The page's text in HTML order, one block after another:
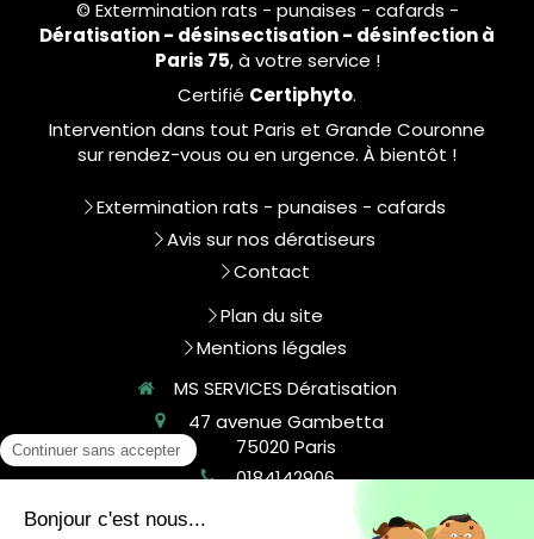
© Extermination rats - punaises - cafards -
Dératisation - désinsectisation - désinfection à
Paris 75, à votre service !
Certifié Certiphyto.
Intervention dans tout Paris et Grande Couronne
sur rendez-vous ou en urgence. À bientôt !
Extermination rats - punaises - cafards
Avis sur nos dératiseurs
Contact
Plan du site
Mentions légales
MS SERVICES Dératisation
47 avenue Gambetta
75020 Paris
0184142906
contact@msservices.fr